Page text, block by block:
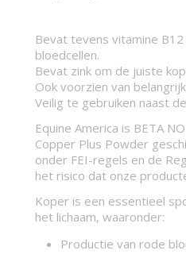
Bevat tevens vitamine
bloedcellen.
Bevat zink om de juiste
Ook voorzien van
Veilig te gebruiken naast
Equine America is BETA
Copper Plus Powder
onder FEI-regels en de
het risico dat onze
Koper is een essentieel
het lichaam, waaronder:
Productie van rode